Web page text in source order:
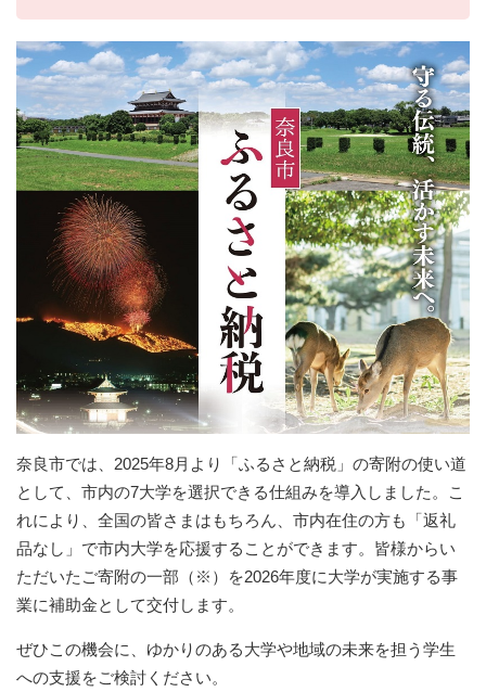
奈良市では、2025年8月より「ふるさと納税」の寄附の使い道
として、市内の7大学を選択できる仕組みを導入しました。こ
れにより、全国の皆さまはもちろん、市内在住の方も「返礼
品なし」で市内大学を応援することができます。皆様からい
ただいたご寄附の一部（※）を2026年度に大学が実施する事
業に補助金として交付します。
ぜひこの機会に、ゆかりのある大学や地域の未来を担う学生
への支援をご検討ください。